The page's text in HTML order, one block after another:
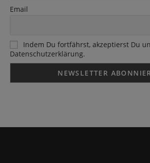
Email
Indem Du fortfährst, akzeptierst Du
Datenschutzerklärung.